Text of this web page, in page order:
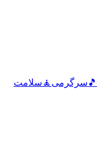
🎵 سرگرمی 🧘 سلامت